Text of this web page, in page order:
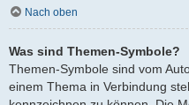
Nach oben
Was sind Themen-Symbole?
Themen-Symbole sind vom
einem Thema in Verbindung